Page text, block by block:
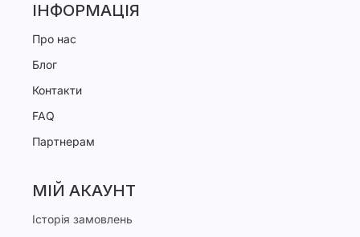
ІНФОРМАЦІЯ
Про нас
Блог
Контакти
FAQ
Партнерам
МІЙ АКАУНТ
Історія замовлень